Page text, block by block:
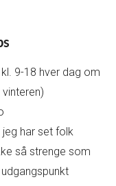
9-18 hver dag om
jeg har set folk
så strenge som